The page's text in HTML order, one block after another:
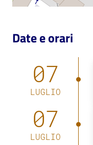
Eventi
Chiedi al
bibliotecario
Date e orari
07
LUGLIO
07
LUGLIO